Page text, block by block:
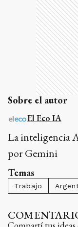
Sobre el autor
El Eco IA
La inteligencia
por Gemini
Temas
Trabajo